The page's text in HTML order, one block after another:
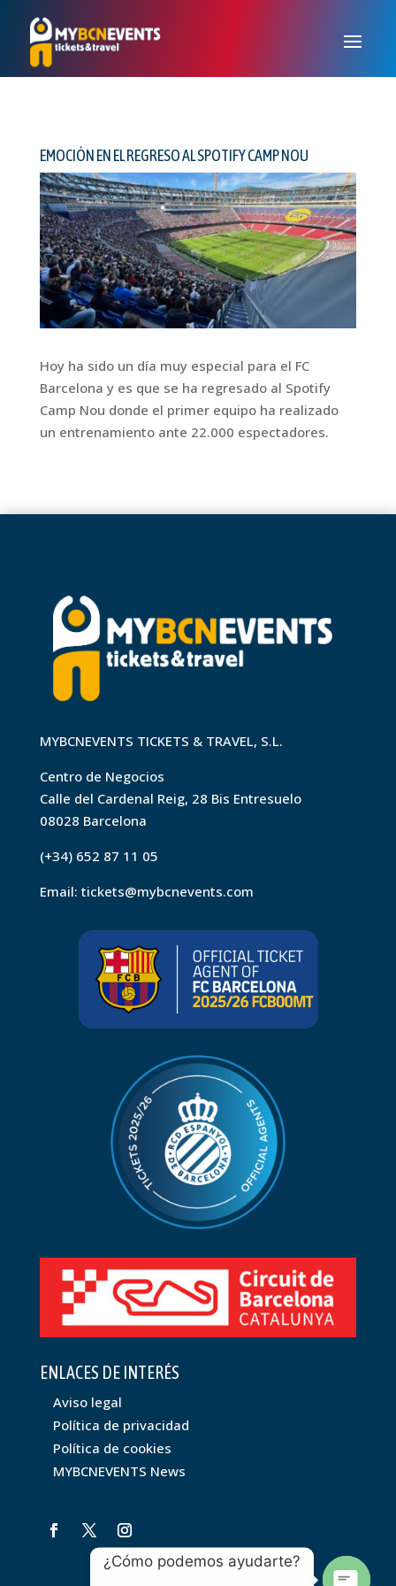
EMOCIÓN EN EL REGRESO AL SPOTIFY CAMP NOU
Hoy ha sido un día muy especial para el FC
Barcelona y es que se ha regresado al Spotify
Camp Nou donde el primer equipo ha realizado
un entrenamiento ante 22.000 espectadores.
MYBCNEVENTS TICKETS & TRAVEL, S.L.
Centro de Negocios
Calle del Cardenal Reig, 28 Bis Entresuelo
08028 Barcelona
(+34) 652 87 11 05
Email: tickets@mybcnevents.com
ENLACES DE INTERÉS
Aviso legal
Política de privacidad
Política de cookies
MYBCNEVENTS News
¿Cómo podemos ayudarte?